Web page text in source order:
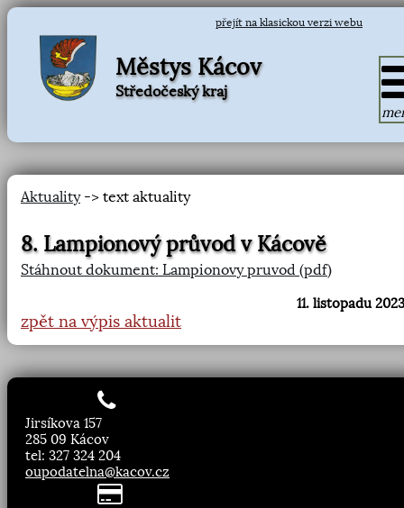
přejít na klasickou verzi webu
Městys Kácov
Středočeský kraj
Aktuality-> text aktuality
8. Lampionový průvod v Kácově
Stáhnout dokument: Lampionovy pruvod (pdf)
11. listopadu
zpět na výpis aktualit
Jirsíkova 157
285 09 Kácov
tel: 327 324 204
oupodatelna@kacov.cz